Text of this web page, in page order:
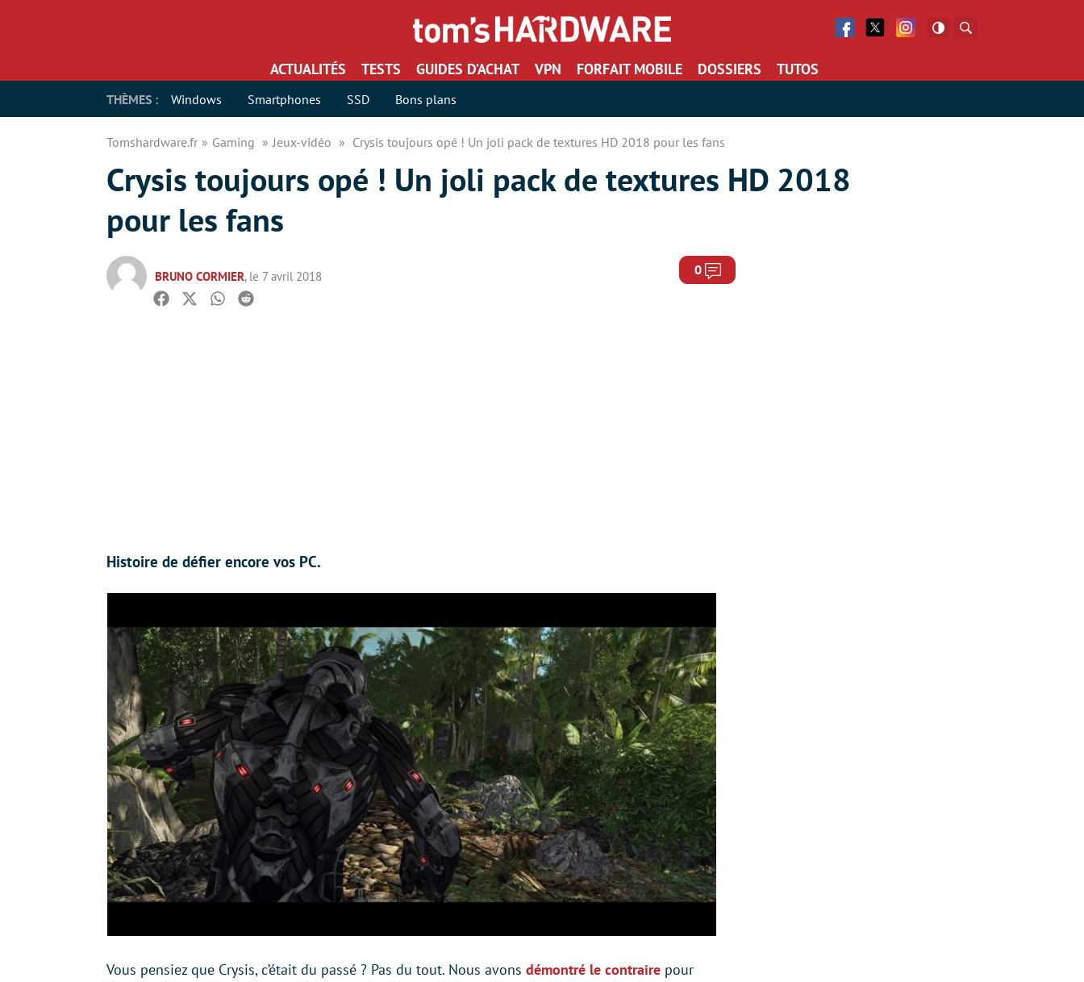
Facebook
Twitter Facebook
ACTUALITÉS TESTS GUIDES D’ACHAT VPN FORFAIT MOBILE DOSSIERS TUTOS
THÈMES : Windows Smartphones SSD Bons plans
Tomshardware.fr Gaming Jeux-vidéo Crysis toujours opé ! Un joli pack de textures HD 2018 pour les fans
Crysis toujours opé ! Un joli pack de textures HD 2018
pour les fans
BRUNO CORMIER, le 7 avril 2018 0 Commentaires
Facebook
TwitterWhatsapp
Reddit
Histoire de défier encore vos PC.
Vous pensiez que Crysis, c’était du passé ? Pas du tout. Nous avons démontré le contraire pour